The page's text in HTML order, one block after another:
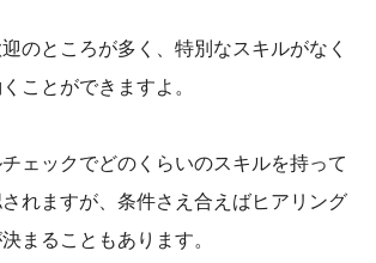
のところが多く、特別なスキルがなく
ことができますよ。
ェックでどのくらいのスキルを持って
れますが、条件さえ合えばヒアリング
まることもあります。